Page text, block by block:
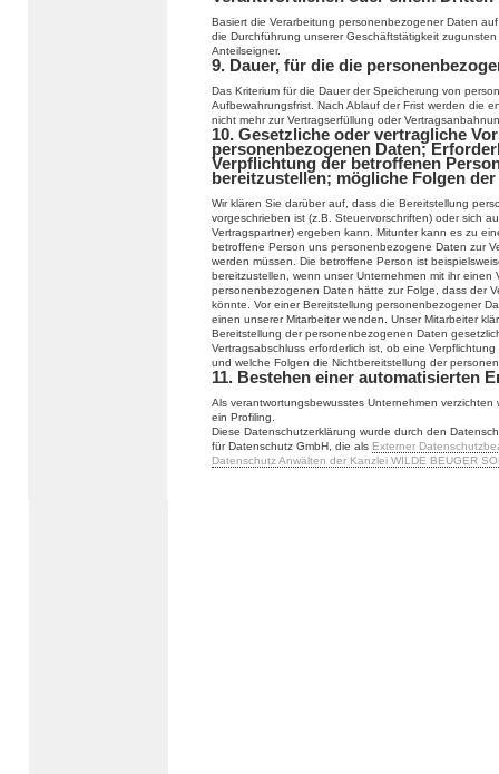
Basiert die Verarbeitung personenbezogener Daten
die Durchführung unserer Geschäftstätigkeit
Anteilseigner.
9. Dauer, für die die
Das Kriterium für die Dauer der Speicherung von
Aufbewahrungsfrist. Nach Ablauf der Frist werden die
nicht mehr zur Vertragserfüllung oder
10. Gesetzliche oder vertragliche
personenbezogenen Daten;
Verpflichtung der betroffenen
bereitzustellen; mögliche Folgen
Wir klären Sie darüber auf, dass die Bereitstellung
vorgeschrieben ist (z.B. Steuervorschriften) oder sich
Vertragspartner) ergeben kann. Mitunter kann es zu
betroffene Person uns personenbezogene Daten zur
werden müssen. Die betroffene Person ist
bereitzustellen, wenn unser Unternehmen mit ihr
personenbezogenen Daten hätte zur Folge, dass der
könnte. Vor einer Bereitstellung personenbezogener
einen unserer Mitarbeiter wenden. Unser Mitarbeiter
Bereitstellung der personenbezogenen Daten
Vertragsabschluss erforderlich ist, ob eine
und welche Folgen die Nichtbereitstellung der
11. Bestehen einer automatisierten
Als verantwortungsbewusstes Unternehmen
ein Profiling.
Diese Datenschutzerklärung wurde durch den
für Datenschutz GmbH, die als Externer
Datenschutz Anwälten der Kanzlei WILDE BEUGER